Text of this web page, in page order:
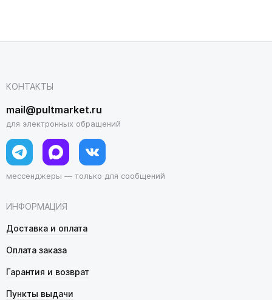
ИНФОРМАЦИЯ
Доставка и оплата
Оплата заказа
Гарантия и возврат
Пункты выдачи
КОНТАКТЫ
mail@pultmarket.ru
для электронных обращений
мессенджеры — только для сообщений